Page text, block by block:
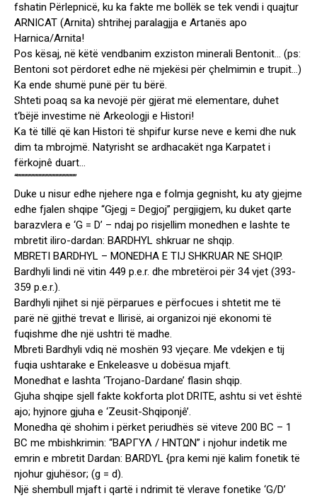
fshatin Përlepnicë, ku ka fakte me bollëk se tek vendi i quajtur
ARNICAT (Arnita) shtrihej paralagjja e Artanës apo
Harnica/Arnita!
Pos kësaj, në këtë vendbanim exziston minerali Bentonit… (ps:
Bentoni sot përdoret edhe në mjekësi për çhelmimin e trupit…)
Ka ende shumë punë për tu bërë.
Shteti poaq sa ka nevojë për gjërat më elementare, duhet
t‘bëjë investime në Arkeologji e Histori!
Ka të tillë që kan Histori të shpifur kurse neve e kemi dhe nuk
dim ta mbrojmë. Natyrisht se ardhacakët nga Karpatet i
fërkojnê duart…
“”””””””””””””””””””””
Duke u nisur edhe njehere nga e folmja gegnisht, ku aty gjejme
edhe fjalen shqipe “Gjegj = Degjoj” pergjigjem, ku duket qarte
barazvlera e ‘G = D’ – ndaj po risjellim monedhen e lashte te
mbretit iliro-dardan: BARDHYL shkruar ne shqip.
MBRETI BARDHYL – MONEDHA E TIJ SHKRUAR NE SHQIP.
Bardhyli lindi në vitin 449 p.e.r. dhe mbretëroi për 34 vjet (393-
359 p.e.r.).
Bardhyli njihet si një përparues e përfocues i shtetit me të
parë në gjithë trevat e Ilirisë, ai organizoi një ekonomi të
fuqishme dhe një ushtri të madhe.
Mbreti Bardhyli vdiq në moshën 93 vjeçare. Me vdekjen e tij
fuqia ushtarake e Enkeleasve u dobësua mjaft.
Monedhat e lashta ‘Trojano-Dardane’ flasin shqip.
Gjuha shqipe sjell fakte kokforta plot DRITE, ashtu si vet është
ajo; hyjnore gjuha e ‘Zeusit-Shqiponjê’.
Monedha që shohim i përket periudhës së viteve 200 BC – 1
BC me mbishkrimin: “ΒΑΡΓΥΛ / HNTΩΝ” i njohur indetik me
emrin e mbretit Dardan: BARDYL {pra kemi një kalim fonetik të
njohur gjuhësor; (g = d).
Një shembull mjaft i qartë i ndrimit të vlerave fonetike ‘G/D’